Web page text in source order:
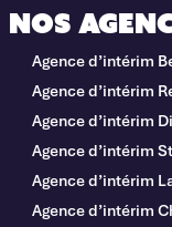
Nos
Agence d’intérim
Agence d’intérim
Agence d’intérim
Agence d’intérim
Agence d’intérim
Agence d’intérim